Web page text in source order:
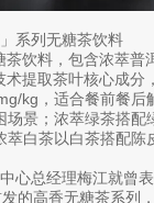
系列无糖茶饮料
饮料，包含浓萃
提取茶叶核心成
kg，适合餐前餐
景；浓萃绿茶搭配
白茶以白茶搭配
心总经理梅江就曾
的高香无糖茶系列